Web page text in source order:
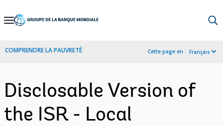
Skip
Navigation
COMPRENDRE LA PAUVRETÉ Cette page en : Français
Disclosable Version of
the ISR - Local